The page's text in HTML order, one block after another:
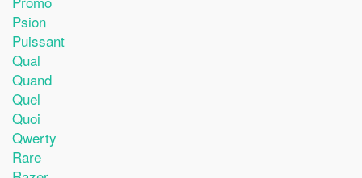
Psion
Puissant
Qual
Quand
Quel
Quoi
Qwerty
Rare